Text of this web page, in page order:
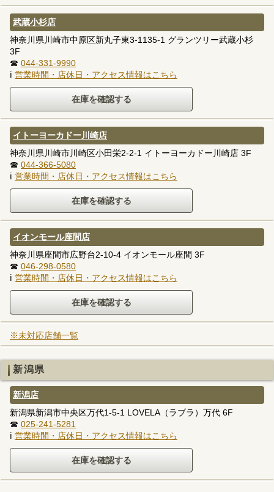
武蔵小杉店
神奈川県川崎市中原区新丸子東3-1135-1 グランツリー武蔵小杉
3F
☎ 044-331-9990
ℹ 営業時間・店休日・アクセス情報はこちら
イトーヨーカドー川崎店
神奈川県川崎市川崎区小田栄2-2-1 イトーヨーカドー川崎店 3F
☎ 044-366-5080
ℹ 営業時間・店休日・アクセス情報はこちら
イオンモール座間店
神奈川県座間市広野台2-10-4 イオンモール座間 3F
☎ 046-298-0580
ℹ 営業時間・店休日・アクセス情報はこちら
※未対応店舗一覧
新潟県
新潟店
新潟県新潟市中央区万代1-5-1 LOVELA（ラブラ）万代 6F
☎ 025-241-5281
ℹ 営業時間・店休日・アクセス情報はこちら